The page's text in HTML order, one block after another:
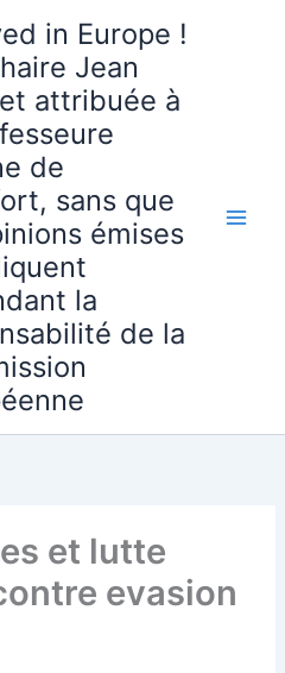
in Europe !
Jean
attribuée à
de
sans que
émises
la
de la
et lutte
evasion